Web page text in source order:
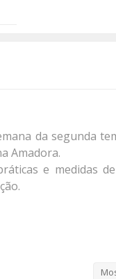
da segunda
Amadora.
e medidas